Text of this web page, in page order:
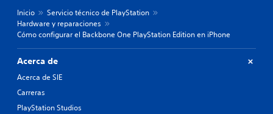
Inicio
Servicio técnico de PlayStation
Hardware y reparaciones
Cómo configurar el Backbone One PlayStation Edition en iPhone
Acerca de
Acerca de SIE
Carreras
PlayStation Studios